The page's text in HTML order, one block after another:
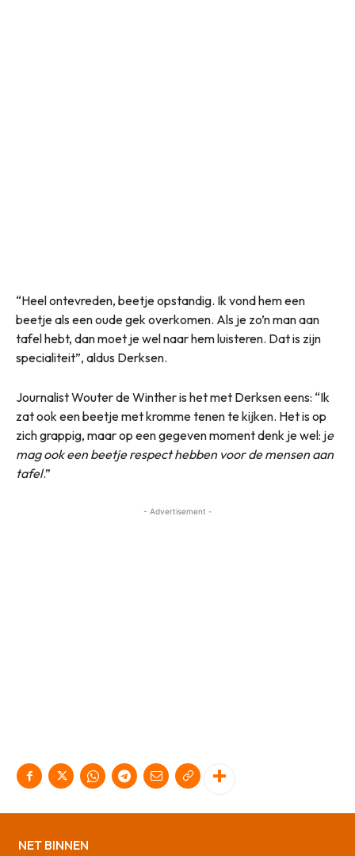
“Heel ontevreden, beetje opstandig. Ik vond hem een
beetje als een oude gek overkomen. Als je zo’n man aan
tafel hebt, dan moet je wel naar hem luisteren. Dat is zijn
specialiteit”, aldus Derksen.
Journalist Wouter de Winther is het met Derksen eens: “Ik
zat ook een beetje met kromme tenen te kijken. Het is op
zich grappig, maar op een gegeven moment denk je wel: je
mag ook een beetje respect hebben voor de mensen aan
tafel.”
- Advertisement -
NET BINNEN